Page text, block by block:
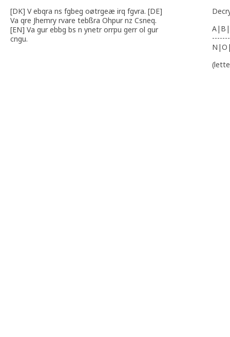
[DK] V ebqra ns fgbeg oøtrgeæ irq fgvra. [DE]
Va qre Jhemry rvare tebßra Ohpur nz Csneq.
[EN] Va gur ebbg bs n ynetr orrpu gerr ol gur
cngu.